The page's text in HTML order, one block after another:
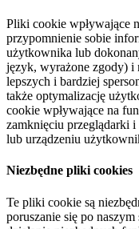
Pliki cookie wpływające
przypomnienie sobie
użytkownika lub
język, wyrażone zgody) i
lepszych i bardziej
także optymalizację
cookie wpływające na
zamknięciu przeglądarki
lub urządzeniu
Niezbędne pliki cookies
Te pliki cookie są
poruszanie się po